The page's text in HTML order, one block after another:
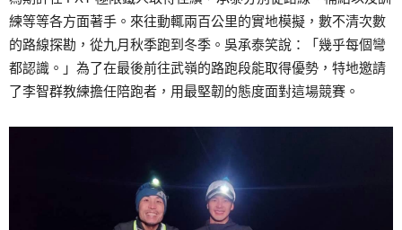
練等等各方面著手。來往動輒兩百公里的實地模擬，數不清次數
的路線探勘，從九月秋季跑到冬季。吳承泰笑說：「幾乎每個彎
都認識。」為了在最後前往武嶺的路跑段能取得優勢，特地邀請
了李智群教練擔任陪跑者，用最堅韌的態度面對這場競賽。